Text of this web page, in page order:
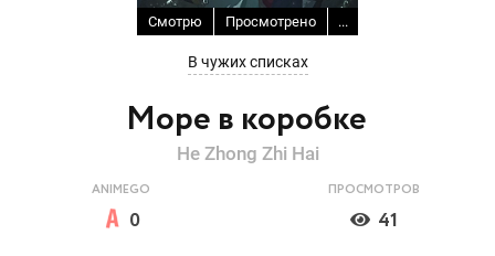
Море в коробке
Смотрю Просмотрено ...
В чужих списках
He Zhong Zhi Hai
ANIMEGO
0
ПРОСМОТРОВ
41